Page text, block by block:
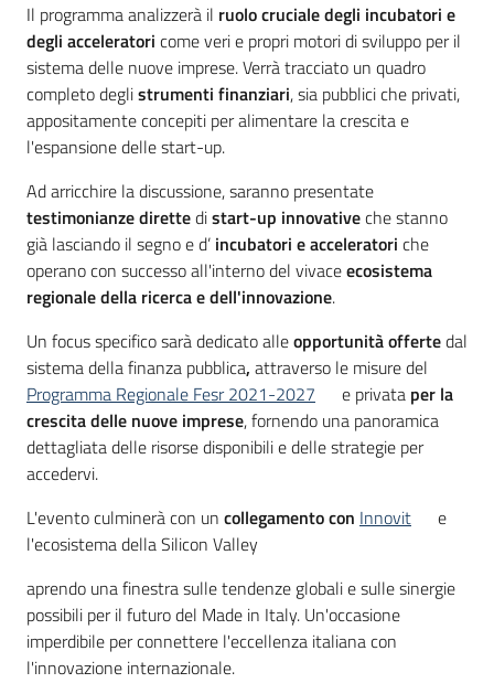
Il programma analizzerà il ruolo cruciale degli incubatori e
degli acceleratori come veri e propri motori di sviluppo per il
sistema delle nuove imprese. Verrà tracciato un quadro
completo deglistrumenti finanziari, sia pubblici che privati,
appositamente concepiti per alimentare la crescita e
l'espansione delle start-up.
Ad arricchire la discussione, saranno presentate
testimonianze direttedistart-up innovativeche stanno
già lasciando il segno e d’ incubatori e acceleratori che
operano con successo all'interno del vivaceecosistema
regionale della ricerca e dell'innovazione.
Un focus specifico sarà dedicato alleopportunità offertedal
sistema della finanza pubblica, attraverso le misure del
Programma Regionale Fesr 2021-2027
e privata per la
crescita delle nuove imprese, fornendo una panoramica
dettagliata delle risorse disponibili e delle strategie per
accedervi.
L'evento culminerà con un collegamento con Innovit
e
l'ecosistema della Silicon Valley
aprendo una finestra sulle tendenze globali e sulle sinergie
possibili per il futuro del Made in Italy. Un'occasione
imperdibile per connettere l'eccellenza italiana con
l'innovazione internazionale.